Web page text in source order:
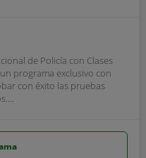
de Policía con Clases
programa exclusivo con
con éxito las pruebas